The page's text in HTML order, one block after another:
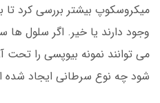
میکروسکوپ بیشتر بررسی کرد تا
وجود دارند یا خیر. اگر سلول
می توانند نمونه بیوپسی را
شود چه نوع سرطانی ایجاد